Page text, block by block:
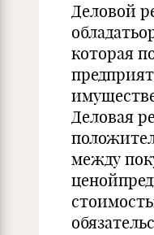
Деловой
которая
Деловая
между